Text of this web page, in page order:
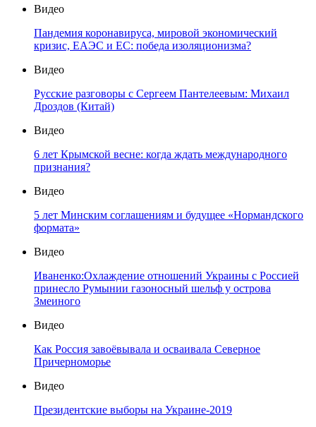
Видео
Пандемия коронавируса, мировой экономический
кризис, ЕАЭС и ЕС: победа изоляционизма?
Видео
Русские разговоры с Сергеем Пантелеевым: Михаил
Дроздов (Китай)
Видео
6 лет Крымской весне: когда ждать международного
признания?
Видео
5 лет Минским соглашениям и будущее «Нормандского
формата»
Видео
Иваненко:Охлаждение отношений Украины с Россией
принесло Румынии газоносный шельф у острова
Змеиного
Видео
Как Россия завоёвывала и осваивала Северное
Причерноморье
Видео
Президентские выборы на Украине-2019